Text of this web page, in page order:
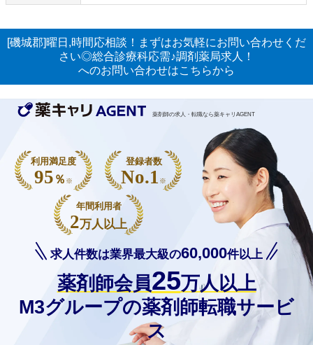
[磯城郡]曜日,時間応相談！まずはお気軽にお問い合わせくだ
さい◎総合診療科応需♪調剤薬局求人！
へのお問い合わせはこちらから
薬剤師の求人・転職なら薬キャリAGENT
求人件数は業界最大級の60,000件以上
薬剤師会員25万人以上
M3グループの薬剤師転職サービ
ス
利用満足度
95 ％ ※
登録者数
No.1 ※
年間利用者
2万人以上